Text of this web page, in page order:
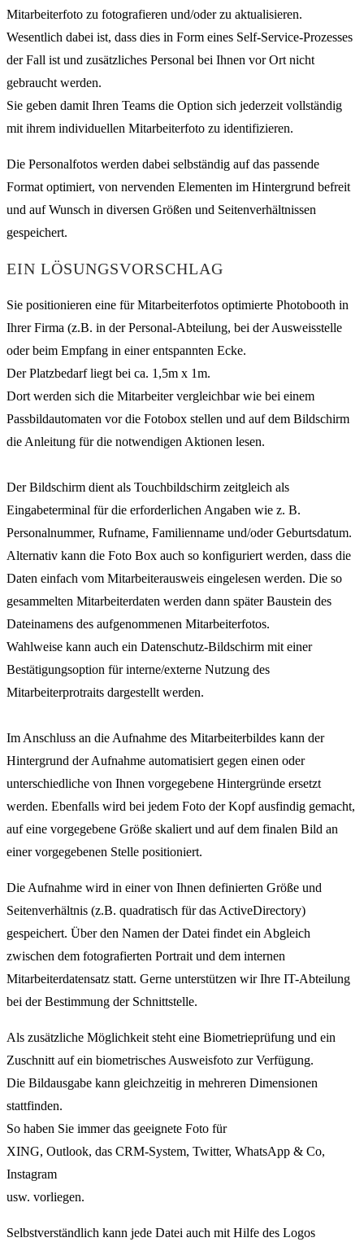
Mitarbeiterfoto zu fotografieren und/oder zu aktualisieren.
Wesentlich dabei ist, dass dies in Form eines Self-Service-Prozesses
der Fall ist und zusätzliches Personal bei Ihnen vor Ort nicht
gebraucht werden.
Sie geben damit Ihren Teams die Option sich jederzeit vollständig
mit ihrem individuellen Mitarbeiterfoto zu identifizieren.
Die Personalfotos werden dabei selbständig auf das passende
Format optimiert, von nervenden Elementen im Hintergrund befreit
und auf Wunsch in diversen Größen und Seitenverhältnissen
gespeichert.
EIN LÖSUNGSVORSCHLAG
Sie positionieren eine für Mitarbeiterfotos optimierte Photobooth in
Ihrer Firma (z.B. in der Personal-Abteilung, bei der Ausweisstelle
oder beim Empfang in einer entspannten Ecke.
Der Platzbedarf liegt bei ca. 1,5m x 1m.
Dort werden sich die Mitarbeiter vergleichbar wie bei einem
Passbildautomaten vor die Fotobox stellen und auf dem Bildschirm
die Anleitung für die notwendigen Aktionen lesen.
Der Bildschirm dient als Touchbildschirm zeitgleich als
Eingabeterminal für die erforderlichen Angaben wie z. B.
Personalnummer, Rufname, Familienname und/oder Geburtsdatum.
Alternativ kann die Foto Box auch so konfiguriert werden, dass die
Daten einfach vom Mitarbeiterausweis eingelesen werden. Die so
gesammelten Mitarbeiterdaten werden dann später Baustein des
Dateinamens des aufgenommenen Mitarbeiterfotos.
Wahlweise kann auch ein Datenschutz-Bildschirm mit einer
Bestätigungsoption für interne/externe Nutzung des
Mitarbeiterprotraits dargestellt werden.
Im Anschluss an die Aufnahme des Mitarbeiterbildes kann der
Hintergrund der Aufnahme automatisiert gegen einen oder
unterschiedliche von Ihnen vorgegebene Hintergründe ersetzt
werden. Ebenfalls wird bei jedem Foto der Kopf ausfindig gemacht,
auf eine vorgegebene Größe skaliert und auf dem finalen Bild an
einer vorgegebenen Stelle positioniert.
Die Aufnahme wird in einer von Ihnen definierten Größe und
Seitenverhältnis (z.B. quadratisch für das ActiveDirectory)
gespeichert. Über den Namen der Datei findet ein Abgleich
zwischen dem fotografierten Portrait und dem internen
Mitarbeiterdatensatz statt. Gerne unterstützen wir Ihre IT-Abteilung
bei der Bestimmung der Schnittstelle.
Als zusätzliche Möglichkeit steht eine Biometrieprüfung und ein
Zuschnitt auf ein biometrisches Ausweisfoto zur Verfügung.
Die Bildausgabe kann gleichzeitig in mehreren Dimensionen
stattfinden.
So haben Sie immer das geeignete Foto für
XING, Outlook, das CRM-System, Twitter, WhatsApp & Co,
Instagram
usw. vorliegen.
Selbstverständlich kann jede Datei auch mit Hilfe des Logos